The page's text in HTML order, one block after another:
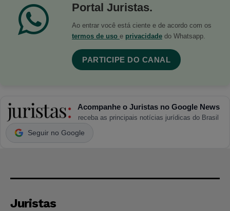
Portal Juristas.
Ao entrar você está ciente e de acordo com os
termos de uso e privacidade do Whatsapp.
PARTICIPE DO CANAL
Acompanhe o Juristas no Google News
receba as principais notícias jurídicas do Brasil
Seguir no Google
Juristas